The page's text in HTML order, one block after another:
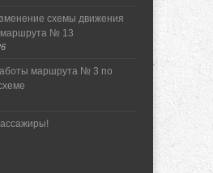
схемы движения
маршрута № 13
маршрута № 3 по